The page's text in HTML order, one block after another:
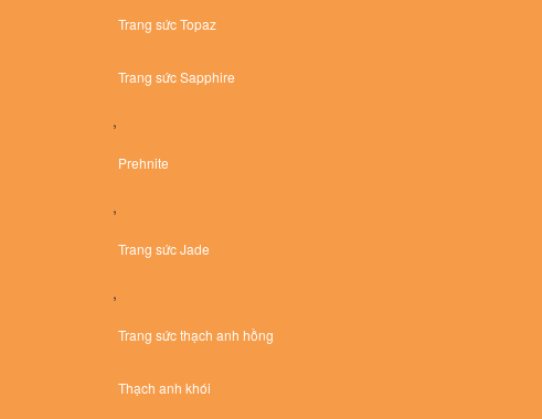
Trang sức Topaz
Trang sức Sapphire
,
Prehnite
,
Trang sức Jade
,
Trang sức thạch anh hồng
Thạch anh khói